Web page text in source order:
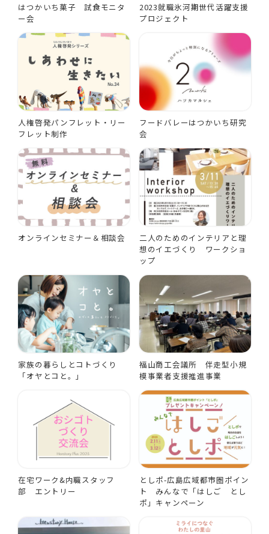
はつかいち菓子 試食モニタ
ー会
2023就職氷河期世代活躍支援
プロジェクト
人権啓発パンフレット・リー
フレット制作
フードバレーはつかいち研究
会
オンラインセミナー＆相談会
二人のためのインテリアと理
想のイエづくり ワークショ
ップ
家族の暮らしとコトづくり
「オヤとコと。」
福山商工会議所 伴走型小規
模事業者支援推進事業
在宅ワーク&内職スタッフ
部 エントリー
としポ-広島広域都市圏ポイン
ト みんなで「はしご とし
ポ」キャンペーン